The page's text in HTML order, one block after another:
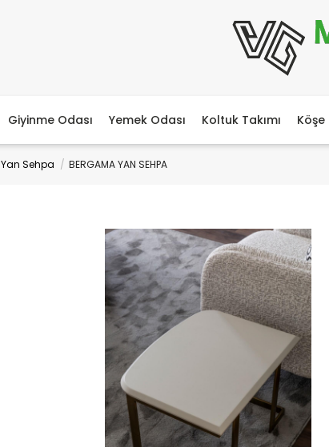
Giyinme Odası Yemek Odası Koltuk Takımı Köşe
Yan Sehpa BERGAMA YAN SEHPA